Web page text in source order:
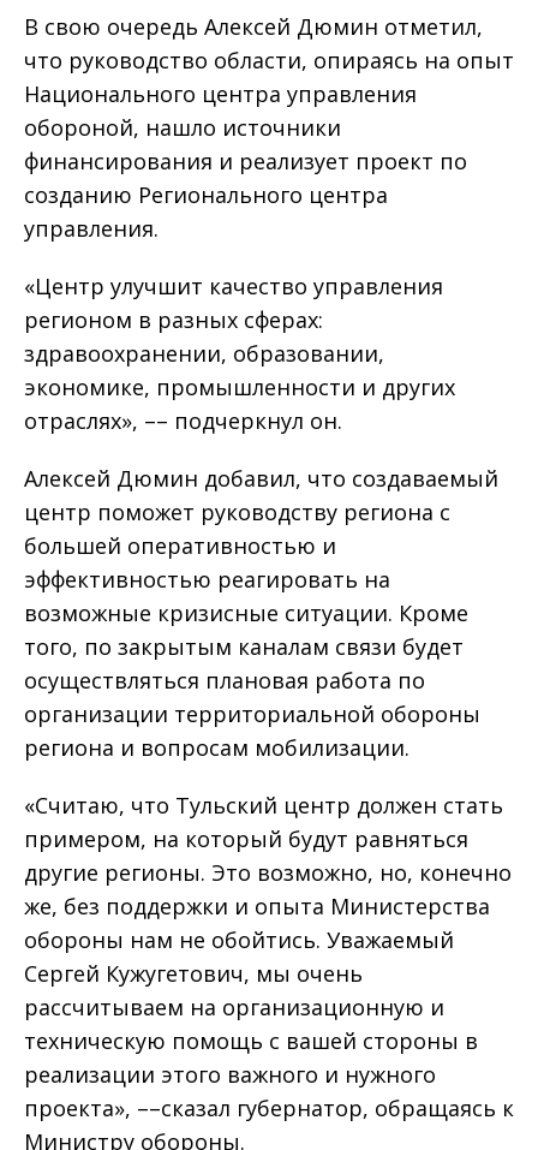
В свою очередь Алексей Дюмин отметил,
что руководство области, опираясь на опыт
Национального центра управления
обороной, нашло источники
финансирования и реализует проект по
созданию Регионального центра
управления.
«Центр улучшит качество управления
регионом в разных сферах:
здравоохранении, образовании,
экономике, промышленности и других
отраслях», –– подчеркнул он.
Алексей Дюмин добавил, что создаваемый
центр поможет руководству региона с
большей оперативностью и
эффективностью реагировать на
возможные кризисные ситуации. Кроме
того, по закрытым каналам связи будет
осуществляться плановая работа по
организации территориальной обороны
региона и вопросам мобилизации.
«Считаю, что Тульский центр должен стать
примером, на который будут равняться
другие регионы. Это возможно, но, конечно
же, без поддержки и опыта Министерства
обороны нам не обойтись. Уважаемый
Сергей Кужугетович, мы очень
рассчитываем на организационную и
техническую помощь с вашей стороны в
реализации этого важного и нужного
проекта», ––сказал губернатор, обращаясь к
Министру обороны.